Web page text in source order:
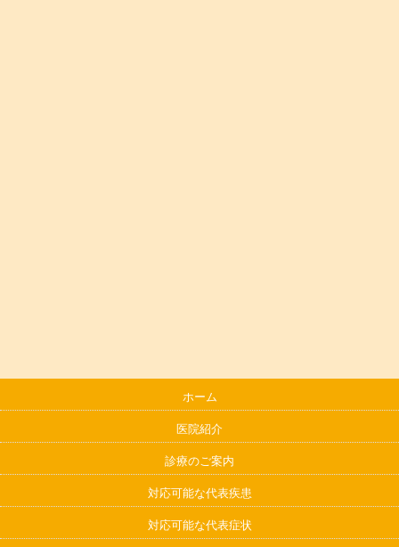
ホーム
医院紹介
診療のご案内
対応可能な代表疾患
対応可能な代表症状